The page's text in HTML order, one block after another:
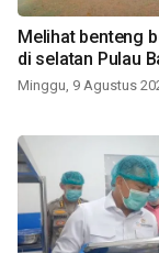
Melihat benteng
di selatan Pulau
Minggu, 9 Agustus